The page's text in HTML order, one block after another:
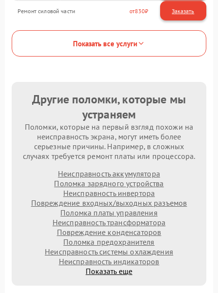
Ремонт силовой части 830
Показать все услуги
Другие поломки, которые мы
устраняем
Поломки, которые на первый взгляд похожи на
неисправность экрана, могут иметь более
серьезные причины. Например, в сложных
случаях требуется ремонт платы или процессора.
Неисправность аккумулятора
Поломка зарядного устройства
Неисправность инвертора
Повреждение входных/выходных разъемов
Поломка платы управления
Неисправность трансформатора
Повреждение конденсаторов
Поломка предохранителя
Неисправность системы охлаждения
Неисправность индикаторов
Показать еще